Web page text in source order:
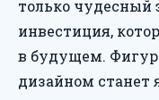
только чудесный
инвестиция,
в будущем.
дизайном